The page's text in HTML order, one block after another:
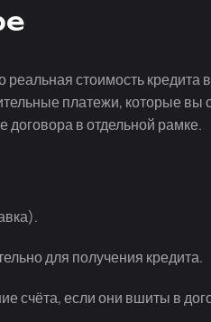
стоимость кредита
платежи, которые вы
договора в отдельной рамке.
для получения кредита.
счёта, если они вшиты в